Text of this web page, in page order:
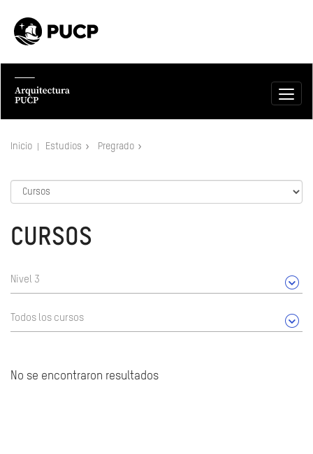
Inicio Estudios Pregrado
CURSOS
Nivel 3
Todos los cursos
No se encontraron resultados